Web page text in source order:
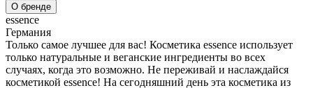
О бренде
essence
Германия
Только самое лучшее для вас! Косметика essence использует
только натуральные и веганские ингредиенты во всех
случаях, когда это возможно. Не переживай и наслаждайся
косметикой essence! На сегодняшний день эта косметика из